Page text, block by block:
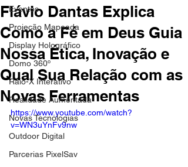
Eventos
Projeção Mapeada
Display Holográfico
Domo 360º
Raio-X Interativo
Realidade Aumentada
Novas Tecnologias
Outdoor Digital
Parcerias PixelSav
Flávio Dantas Explica
Como a Fé em Deus Guia
Nossa Ética, Inovação e
Qual Sua Relação com as
Novas Ferramentas
https://www.youtube.com/watch?
v=WN3uYnFv9nw